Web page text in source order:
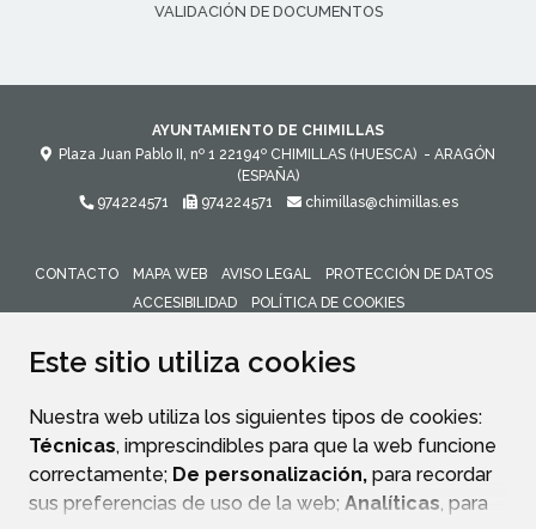
Este sitio utiliza cookies
Nuestra web utiliza los siguientes tipos de cookies:
Técnicas, imprescindibles para que la web funcione
correctamente; De personalización, para recordar
sus preferencias de uso de la web; Analíticas, para
VALIDACIÓN DE DOCUMENTOS
AYUNTAMIENTO DE CHIMILLAS
Plaza Juan Pablo II, nº 1 22194º CHIMILLAS (HUESCA) - ARAGÓN
(ESPAÑA)
974224571
974224571 chimillas@chimillas.es
CONTACTO MAPA WEB AVISO LEGAL
PROTECCIÓN DE DATOS
ACCESIBILIDAD
POLÍTICA DE COOKIES